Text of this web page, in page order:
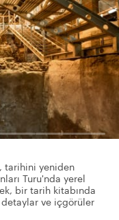
tarihini yeniden
Turu'nda yerel
bir tarih kitabında
detaylar ve içgörüler